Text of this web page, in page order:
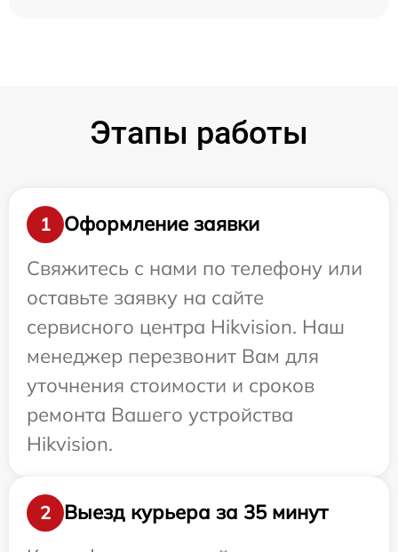
Этапы работы
1
Оформление заявки
Свяжитесь с нами по телефону или
оставьте заявку на сайте
сервисного центра Hikvision. Наш
менеджер перезвонит Вам для
уточнения стоимости и сроков
ремонта Вашего устройства
Hikvision.
2
Выезд курьера за 35 минут